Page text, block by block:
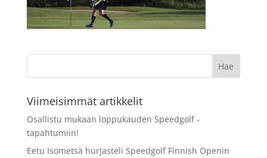
Viimeisimmät artikkelit
Osallistu mukaan loppukauden Speedgolf -
tapahtumiin!
Eetu Isometsä hurjasteli Speedgolf Finnish Openin